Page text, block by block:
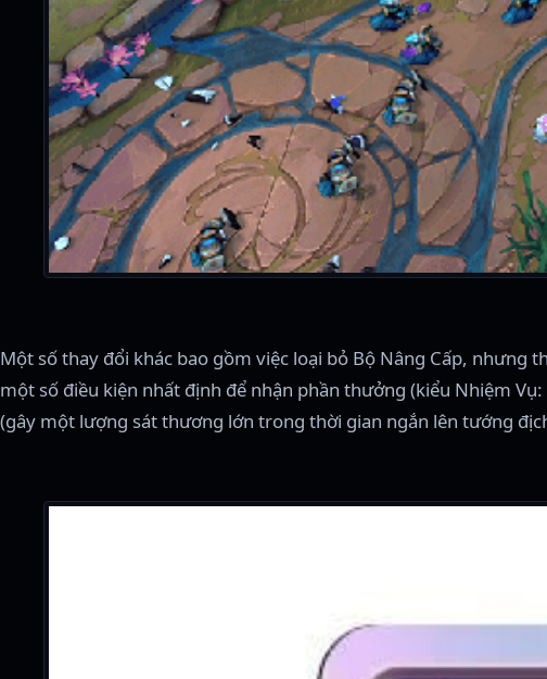
Một số thay đổi khác bao gồm việc loại bỏ Bộ Nâng Cấp, nhưng
một số điều kiện nhất định để nhận phần thưởng (kiểu Nhiệm
(gây một lượng sát thương lớn trong thời gian ngắn lên tướng